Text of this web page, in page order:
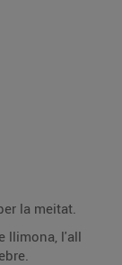
la meitat.
llimona, l'all